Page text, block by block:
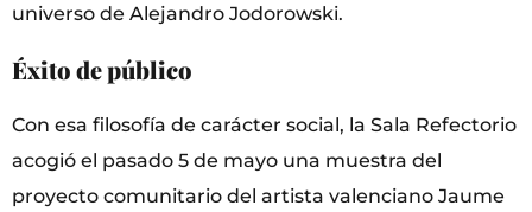
universo de Alejandro Jodorowski.
Éxito de público
Con esa filosofía de carácter social, la Sala Refectorio
acogió el pasado 5 de mayo una muestra del
proyecto comunitario del artista valenciano Jaume